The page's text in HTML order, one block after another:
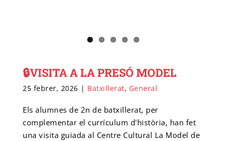
🔒VISITA A LA PRESÓ MODEL
25 febrer, 2026 | Batxillerat, General
Els alumnes de 2n de batxillerat, per
complementar el currículum d'història, han fet
una visita guiada al Centre Cultural La Model de